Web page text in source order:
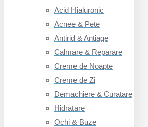
Acid Hialuronic
Acnee & Pete
Antirid & Antiage
Calmare & Reparare
Creme de Noapte
Creme de Zi
Demachiere & Curatare
Hidratare
Ochi & Buze